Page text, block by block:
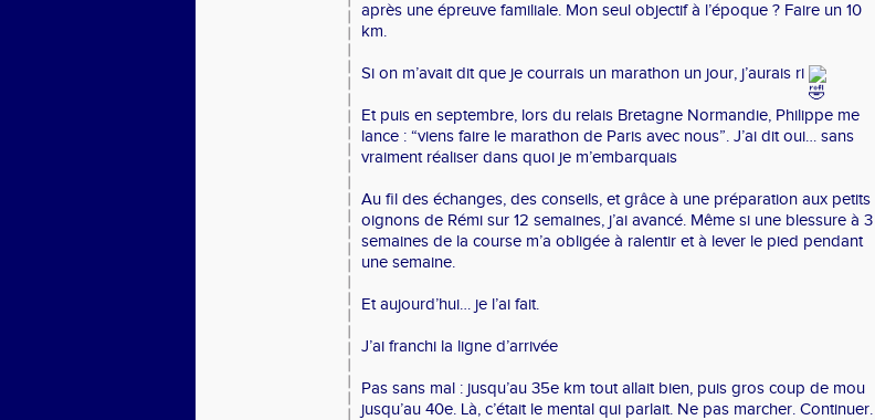
après une épreuve familiale. Mon seul objectif à l’époque ? Faire un 10
km.
Si on m’avait dit que je courrais un marathon un jour, j’aurais ri
Et puis en septembre, lors du relais Bretagne Normandie, Philippe me
lance : “viens faire le marathon de Paris avec nous”. J’ai dit oui… sans
vraiment réaliser dans quoi je m’embarquais
Au fil des échanges, des conseils, et grâce à une préparation aux petits
oignons de Rémi sur 12 semaines, j’ai avancé. Même si une blessure à 3
semaines de la course m’a obligée à ralentir et à lever le pied pendant
une semaine.
Et aujourd’hui… je l’ai fait.
J’ai franchi la ligne d’arrivée
Pas sans mal : jusqu’au 35e km tout allait bien, puis gros coup de mou
jusqu’au 40e. Là, c’était le mental qui parlait. Ne pas marcher. Continuer.